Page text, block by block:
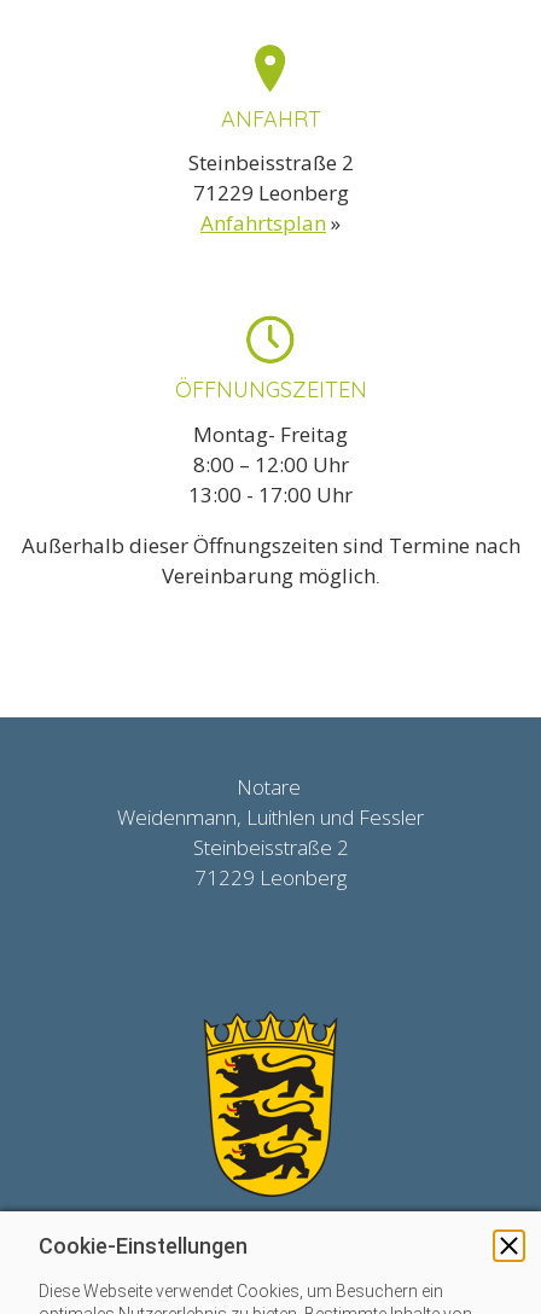
ANFAHRT
Steinbeisstraße 2
71229 Leonberg
Anfahrtsplan»
ÖFFNUNGS­ZEITEN
Montag- Freitag
8:00 – 12:00 Uhr
13:00 - 17:00 Uhr
Außer­halb dieser Öffnungs­zeiten sind Termine nach
Verein­barung möglich
Notare
Weidenmann, Luithlen und Fessler
Steinbeisstraße 2
71229 Leonberg
Cookie-Einstellungen
Diese Webseite verwendet Cookies, um Besuchern ein